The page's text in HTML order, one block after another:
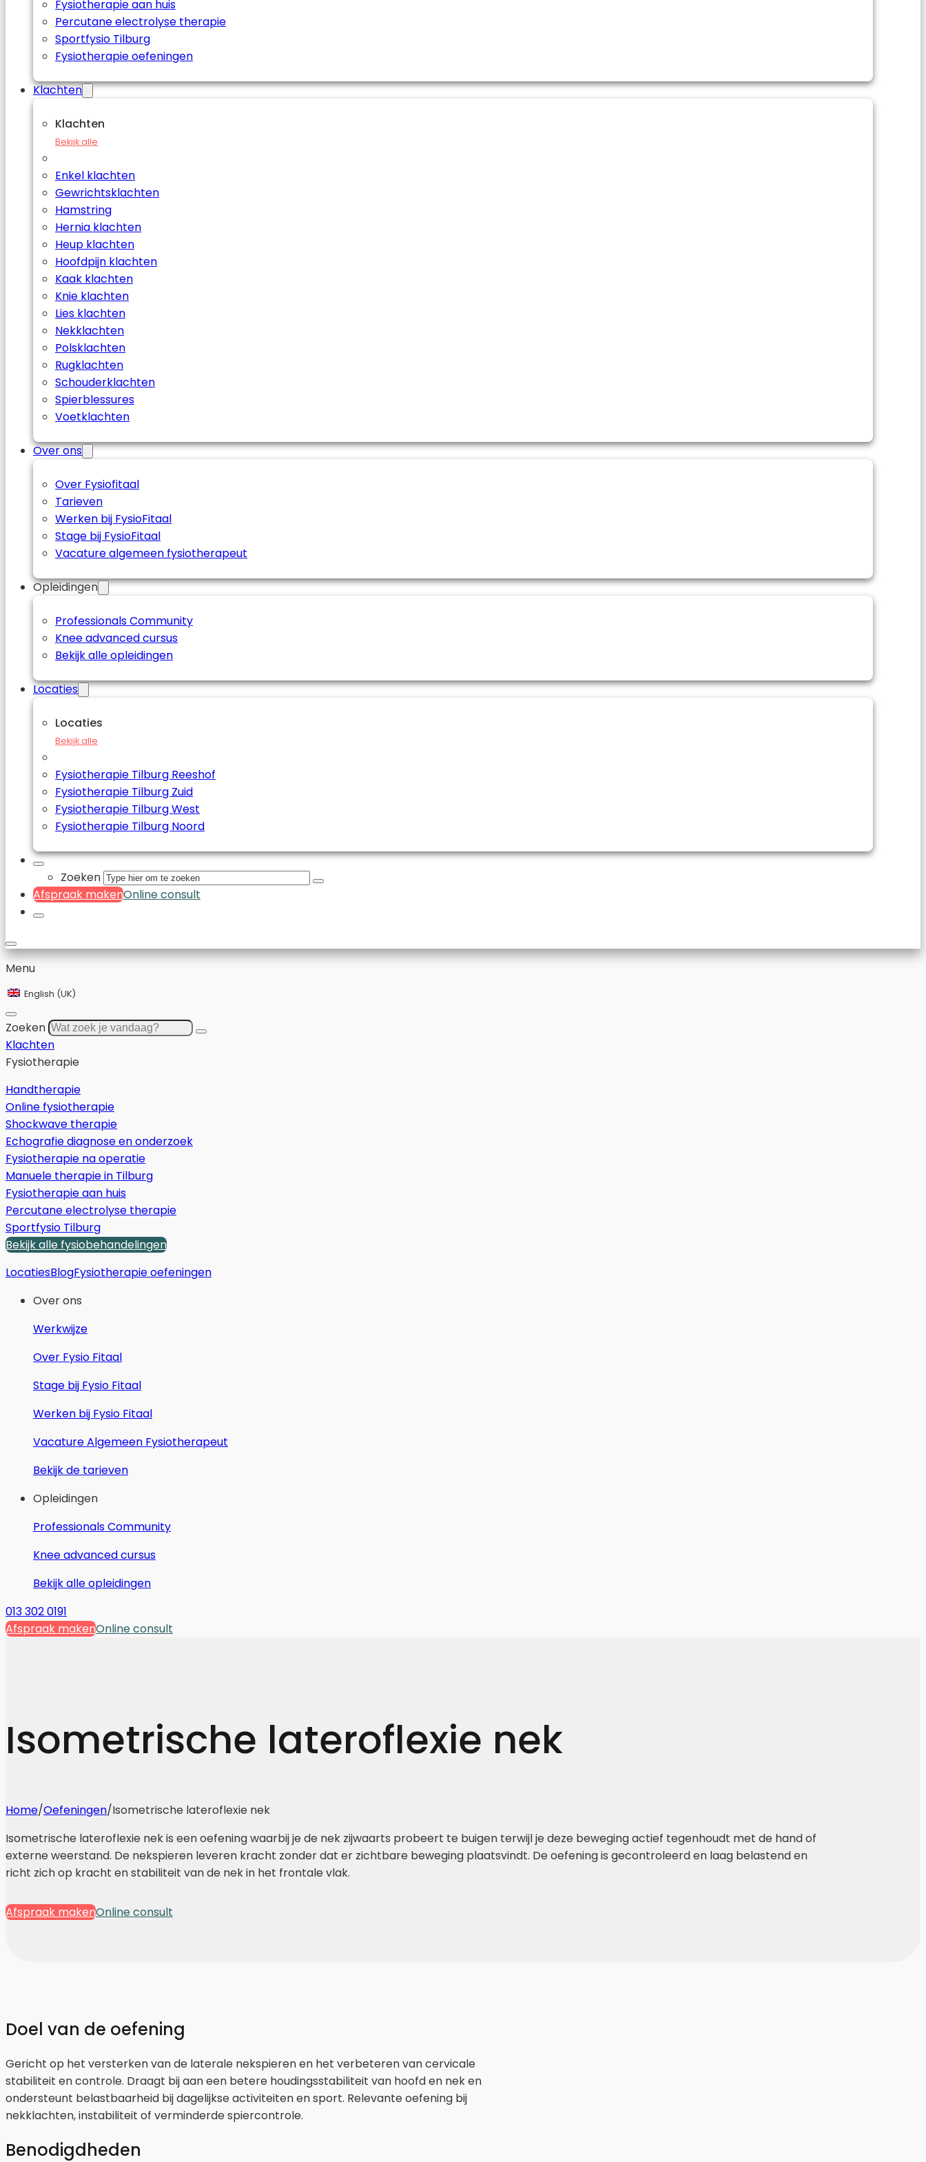
Fysiotherapie aan huis
Percutane electrolyse therapie
Sportfysio Tilburg
Fysiotherapie oefeningen
Klachten
Klachten
Bekijk alle
Enkel klachten
Gewrichtsklachten
Hamstring
Hernia klachten
Heup klachten
Hoofdpijn klachten
Kaak klachten
Knie klachten
Lies klachten
Nekklachten
Polsklachten
Rugklachten
Schouderklachten
Spierblessures
Voetklachten
Over ons
Over Fysiofitaal
Tarieven
Werken bij FysioFitaal
Stage bij FysioFitaal
Vacature algemeen fysiotherapeut
Opleidingen
Professionals Community
Knee advanced cursus
Bekijk alle opleidingen
Locaties
Locaties
Bekijk alle
Fysiotherapie Tilburg Reeshof
Fysiotherapie Tilburg Zuid
Fysiotherapie Tilburg West
Fysiotherapie Tilburg Noord
Zoeken
Afspraak makenOnline consult
Menu
English (UK)
Zoeken
Klachten
Fysiotherapie
Handtherapie
Online fysiotherapie
Shockwave therapie
Echografie diagnose en onderzoek
Fysiotherapie na operatie
Manuele therapie in Tilburg
Fysiotherapie aan huis
Percutane electrolyse therapie
Sportfysio Tilburg
Bekijk alle fysiobehandelingen
LocatiesBlogFysiotherapie oefeningen
Over ons
Werkwijze
Over Fysio Fitaal
Stage bij Fysio Fitaal
Werken bij Fysio Fitaal
Vacature Algemeen Fysiotherapeut
Bekijk de tarieven
Opleidingen
Professionals Community
Knee advanced cursus
Bekijk alle opleidingen
013 302 0191
Afspraak makenOnline consult
Isometrische lateroflexie nek
Home/Oefeningen/Isometrische lateroflexie nek
Isometrische lateroflexie nek is een oefening waarbij je de nek zijwaarts probeert te buigen terwijl je deze beweging actief tegenhoudt met de hand of
externe weerstand. De nekspieren leveren kracht zonder dat er zichtbare beweging plaatsvindt. De oefening is gecontroleerd en laag belastend en
richt zich op kracht en stabiliteit van de nek in het frontale vlak.
Afspraak makenOnline consult
Doel van de oefening
Gericht op het versterken van de laterale nekspieren en het verbeteren van cervicale
stabiliteit en controle. Draagt bij aan een betere houdingsstabiliteit van hoofd en nek en
ondersteunt belastbaarheid bij dagelijkse activiteiten en sport. Relevante oefening bij
nekklachten, instabiliteit of verminderde spiercontrole.
Benodigdheden